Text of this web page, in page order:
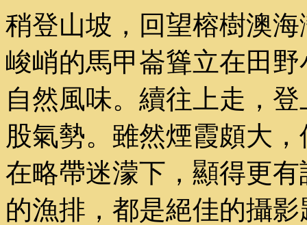
稍登山坡，回望榕樹澳
峻峭的馬甲崙聳立在田
自然風味。續往上走，
股氣勢。雖然煙霞頗大
在略帶迷濛下，顯得更
的漁排，都是絕佳的攝